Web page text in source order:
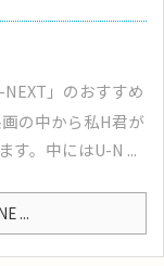
」のおすすめ
の中から私H君が
す。中にはU-N ...
...